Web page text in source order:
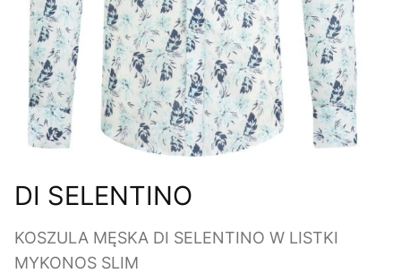
DI SELENTINO
KOSZULA MĘSKA DI SELENTINO W LISTKI
MYKONOS SLIM